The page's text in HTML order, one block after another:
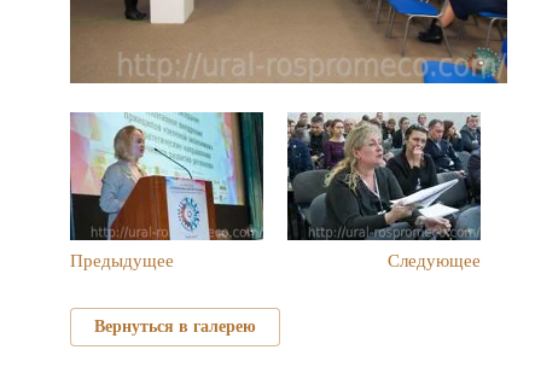
Предыдущее Следующее
Вернуться в галерею